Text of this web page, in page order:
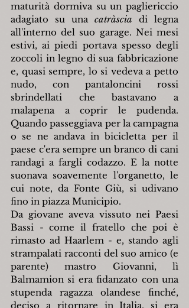
maturità dormiva su un pagliericcio
adagiato su una catràscia di legna
all'interno del suo garage. Nei mesi
estivi, ai piedi portava spesso degli
zoccoli in legno di sua fabbricazione
e, quasi sempre, lo si vedeva a petto
nudo, con pantaloncini rossi
sbrindellati che bastavano a
malapena a coprir le pudenda.
Quando passeggiava per la campagna
o se ne andava in bicicletta per il
paese c'era sempre un branco di cani
randagi a fargli codazzo. E la notte
suonava soavemente l'organetto, le
cui note, da Fonte Giù, si udivano
fino in piazza Municipio.
Da giovane aveva vissuto nei Paesi
Bassi - come il fratello che poi è
rimasto ad Haarlem - e, stando agli
strampalati racconti del suo amico (e
parente) mastro Giovanni, lì
Balmamion si era fidanzato con una
stupenda ragazza olandese finché,
deciso a ritornare in Italia, si era